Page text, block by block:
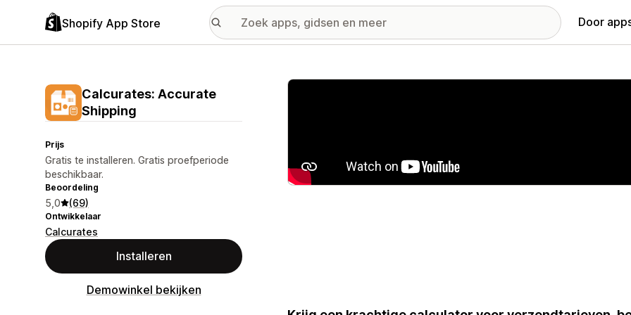
Shopify App Store Door
Calcurates: Accurate
Shipping
Prijs
Gratis te installeren. Gratis proefperiode
beschikbaar.
Beoordeling
5,0 (69)
Ontwikkelaar
Calcurates
Installeren
Demowinkel bekijken
Galerij met uitgelichte afbeeldingen